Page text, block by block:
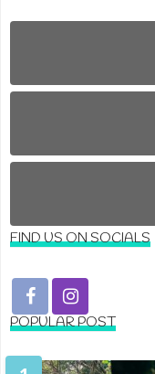
FIND US ON SOCIALS
POPULAR POST